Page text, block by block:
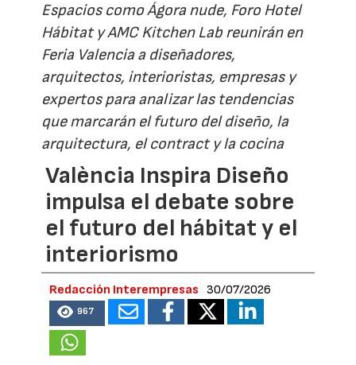
Espacios como Ágora nude, Foro Hotel
Hábitat y AMC Kitchen Lab reunirán en
Feria Valencia a diseñadores,
arquitectos, interioristas, empresas y
expertos para analizar las tendencias
que marcarán el futuro del diseño, la
arquitectura, el contract y la cocina
València Inspira Diseño
impulsa el debate sobre
el futuro del hábitat y el
interiorismo
Redacción Interempresas 30/07/2026
967